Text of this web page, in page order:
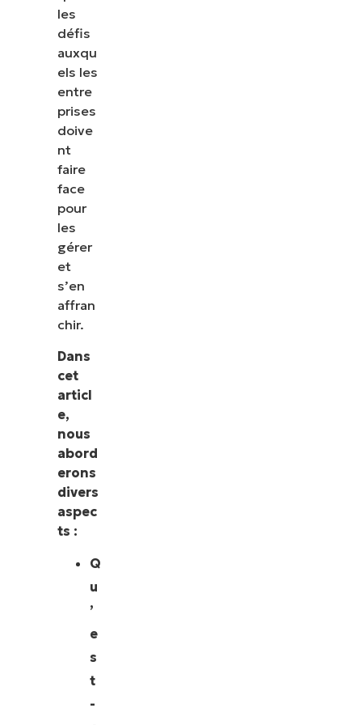
les
défis
auxqu
els les
entre
prises
doive
nt
faire
face
pour
les
gérer
et
s’en
affran
chir.
Dans
cet
articl
e,
nous
abord
erons
divers
aspec
ts :
Q
u
’
e
s
t
-